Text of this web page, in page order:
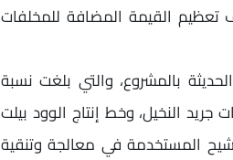
تعظيم القيمة المضافة للمخلفات
بالمشروع، والتي بلغت نسبة
جريد النخيل، وخط إنتاج الوود بيلت
المستخدمة في معالجة وتنقية